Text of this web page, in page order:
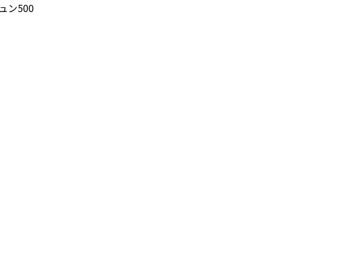
ン500